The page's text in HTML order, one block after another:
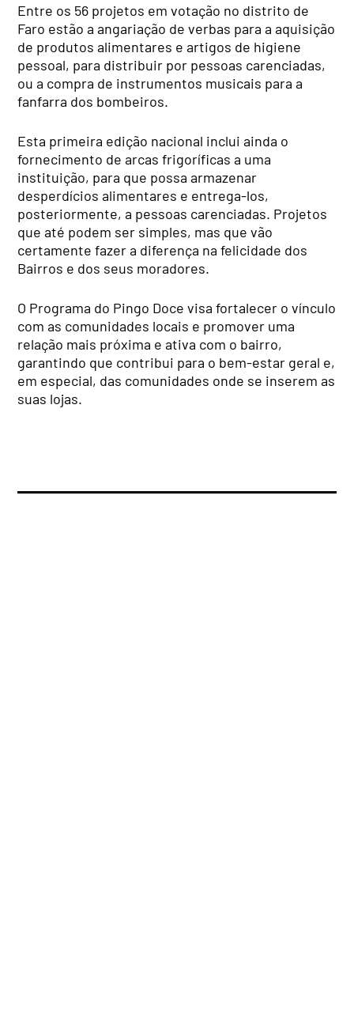
Entre os 56 projetos em votação no distrito de
Faro estão a angariação de verbas para a aquisição
de produtos alimentares e artigos de higiene
pessoal, para distribuir por pessoas carenciadas,
ou a compra de instrumentos musicais para a
fanfarra dos bombeiros.
Esta primeira edição nacional inclui ainda o
fornecimento de arcas frigoríficas a uma
instituição, para que possa armazenar
desperdícios alimentares e entrega-los,
posteriormente, a pessoas carenciadas. Projetos
que até podem ser simples, mas que vão
certamente fazer a diferença na felicidade dos
Bairros e dos seus moradores.
O Programa do Pingo Doce visa fortalecer o vínculo
com as comunidades locais e promover uma
relação mais próxima e ativa com o bairro,
garantindo que contribui para o bem-estar geral e,
em especial, das comunidades onde se inserem as
suas lojas.